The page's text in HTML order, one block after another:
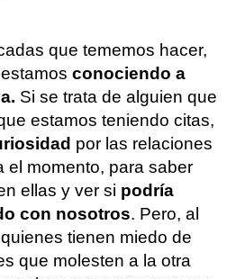
que tememos hacer,
conociendo a
Si se trata de alguien que
estamos teniendo citas,
por las relaciones
el momento, para saber
ellas y ver si podría
con nosotros. Pero, al
tienen miedo de
que molesten a la otra